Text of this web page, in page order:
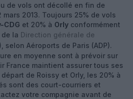
de vols ont décollé en fin de
mars 2013. Toujours 25% de vols
CDG et 20% à Orly conformément
la Direction générale de
selon Aéroports de Paris (ADP).
en moyenne sont à prévoir sur
France maintient assurer tous ses
de Roissy et Orly, les 20% à
sont des court-courriers et
votre compagnie avant de